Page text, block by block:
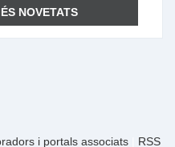
NOVETATS
i portals associats RSS